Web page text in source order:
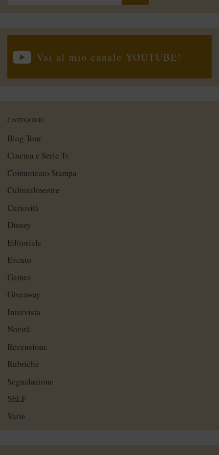
Vai al mio canale YOUTUBE!
CATEGORIE
Blog Tour
Cinema e Serie Tv
Comunicato Stampa
Culturalmentre
Curiosità
Disney
Editoriale
Evento
Games
Giveaway
Intervista
Novità
Recensione
Rubriche
Segnalazione
SELF
Varie